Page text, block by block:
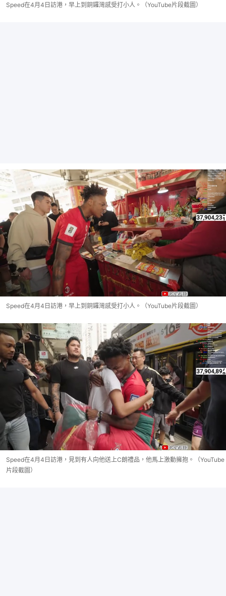
Speed在4月4日訪港，早上到銅鑼灣感受打小人。（YouTube片段截圖）
Speed在4月4日訪港，早上到銅鑼灣感受打小人。（YouTube片段截圖）
Speed在4月4日訪港，見到有人向他送上C朗禮品，他馬上激動擁抱。（YouTube
片段截圖）